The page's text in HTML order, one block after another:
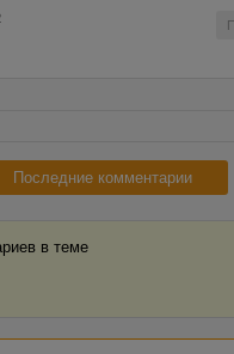
Последние комментарии
в темe